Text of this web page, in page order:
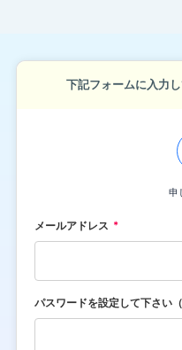
下記フォームに入力
申
メールアドレス
パスワードを設定して下さい（